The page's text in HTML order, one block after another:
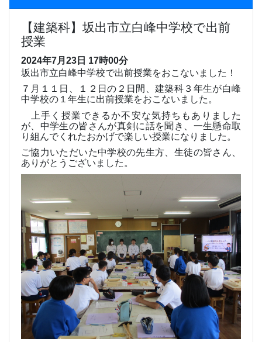
【建築科】坂出市立白峰中学校で出前
授業
2024年7月23日 17時00分
坂出市立白峰中学校で出前授業をおこないました！
７月１１日、１２日の２日間、建築科３年生が白峰
中学校の１年生に出前授業をおこないました。
上手く授業できるか不安な気持ちもありました
が、中学生の皆さんが真剣に話を聞き、一生懸命取
り組んでくれたおかげで楽しい授業になりました。
ご協力いただいた中学校の先生方、生徒の皆さん、
ありがとうございました。